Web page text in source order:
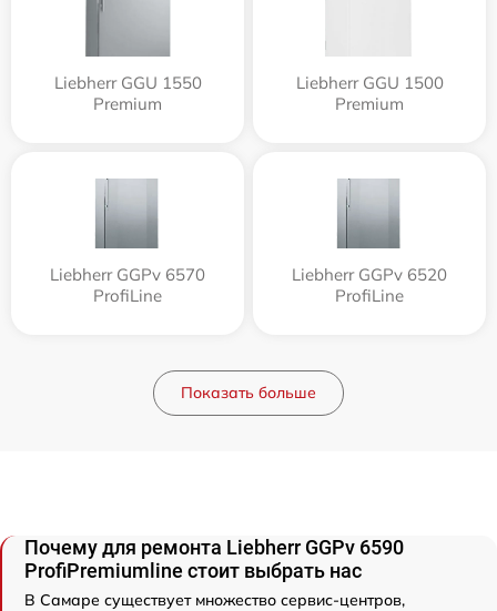
Liebherr GGU 1550
Premium
Liebherr GGU 1500
Premium
Liebherr GGPv 6570
ProfiLine
Liebherr GGPv 6520
ProfiLine
Показать больше
Почему для ремонта Liebherr GGPv 6590
ProfiPremiumline стоит выбрать нас
В Самаре существует множество сервис-центров,